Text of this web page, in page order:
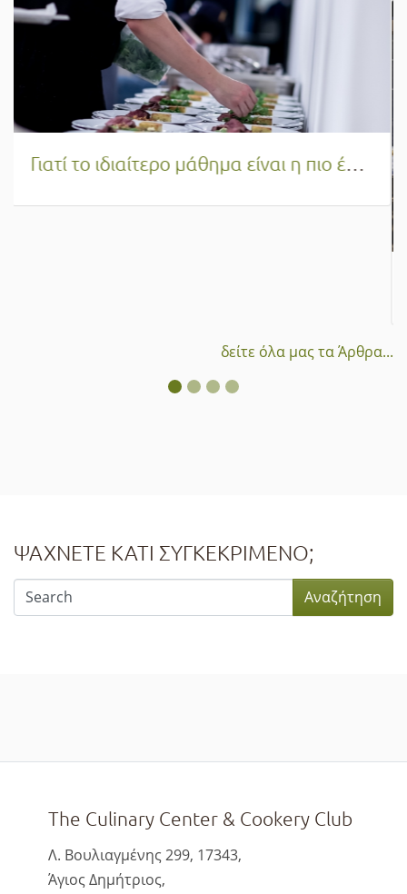
δείτε όλα μας τα Άρθρα...
ΨΑΧΝΕΤΕ ΚΑΤΙ ΣΥΓΚΕΚΡΙΜΕΝΟ;
The Culinary Center & Cookery Club
Λ. Βουλιαγμένης 299, 17343,
Άγιος Δημήτριος,